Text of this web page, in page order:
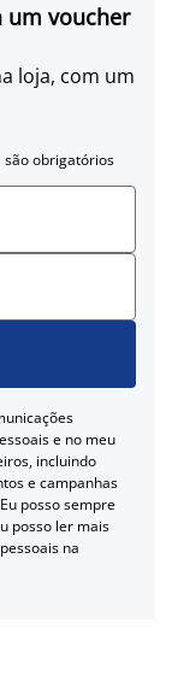
um voucher
loja, com um
são obrigatórios
e no meu
incluindo
e campanhas
posso sempre
posso ler mais
na